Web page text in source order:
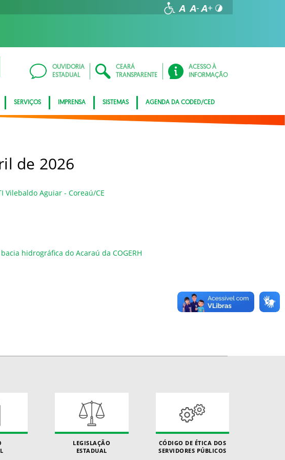
OUVIDORIA
ESTADUAL
CEARÁ
TRANSPARENTE
ACESSO À
INFORMAÇÃO
SERVIÇOS IMPRENSA SISTEMAS AGENDA DA CODED/CED
de 2026
Vilebaldo Aguiar - Coreaú/CE
hidrográfica do Acaraú da COGERH
LEGISLAÇÃO
ESTADUAL
CÓDIGO DE ÉTICA DOS
SERVIDORES PÚBLICOS